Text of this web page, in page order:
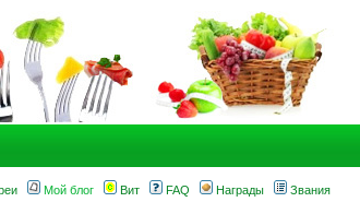
Мой блог Вит FAQ Награды Звания